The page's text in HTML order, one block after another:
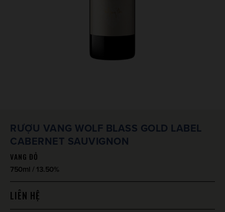
RƯỢU VANG WOLF BLASS GOLD LABEL
CABERNET SAUVIGNON
VANG ĐỎ
750ml / 13.50%
LIÊN HỆ